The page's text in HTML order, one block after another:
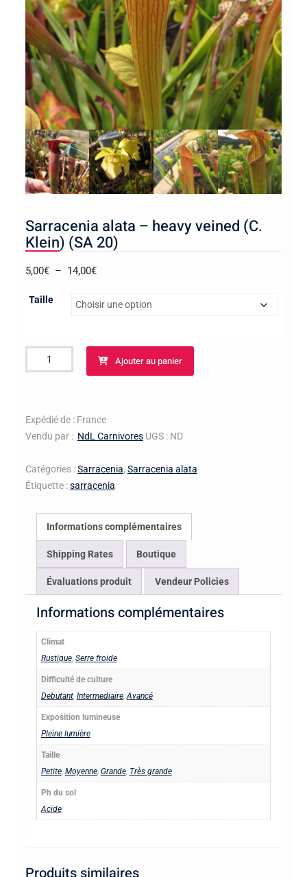
Sarracenia alata – heavy veined (C.
Klein) (SA 20)
5,00€ – 14,00€Plage
prix :
14,00€
Taille
quantité
de
-
heavy
(C.
Klein)
Ajouter au panier
Expédié de : France
Vendu par : NdL Carnivores UGS : ND
Catégories :Sarracenia, Sarracenia alata
Étiquette :sarracenia
Informations complémentaires
Shipping Rates Boutique
Évaluations produit Vendeur Policies
Informations complémentaires
Climat
Rustique, Serre froide
Difficulté de culture
Debutant, Intermediaire,Avancé
Exposition lumineuse
Pleine lumière
Taille
Petite, Moyenne, Grande, Très grande
Ph du sol
Acide
Produits similaires